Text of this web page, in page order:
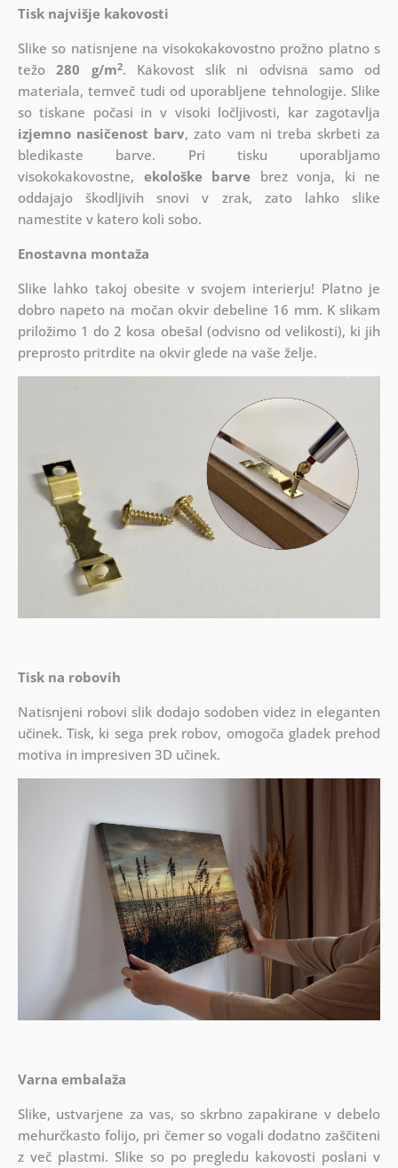
Tisk najvišje kakovosti
Slike so natisnjene na visokokakovostno prožno platno s
težo280 g/m2. Kakovost slik ni odvisna samo od
materiala, temveč tudi od uporabljene tehnologije. Slike
so tiskane počasi in v visoki ločljivosti, kar zagotavlja
izjemno nasičenost barv, zato vam ni treba skrbeti za
bledikaste barve. Pri tisku uporabljamo
visokokakovostne, ekološke barve brez vonja, ki ne
oddajajo škodljivih snovi v zrak, zato lahko slike
namestite v katero koli sobo.
Enostavna montaža
Slike lahko takoj obesite v svojem interierju! Platno je
dobro napeto na močan okvir debeline 16 mm. K slikam
priložimo 1 do 2 kosa obešal (odvisno od velikosti), ki jih
preprosto pritrdite na okvir glede na vaše želje.
Tisk na robovih
Natisnjeni robovi slik dodajo sodoben videz in eleganten
učinek. Tisk, ki sega prek robov, omogoča gladek prehod
motiva in impresiven 3D učinek.
Varna embalaža
Slike, ustvarjene za vas, so skrbno zapakirane v debelo
mehurčkasto folijo, pri čemer so vogali dodatno zaščiteni
z več plastmi. Slike so po pregledu kakovosti poslani v